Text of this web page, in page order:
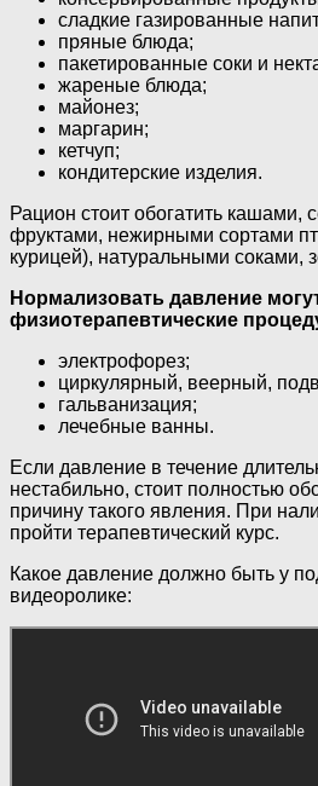
сладкие газированные
пряные блюда;
пакетированные соки и
жареные блюда;
майонез;
маргарин;
кетчуп;
кондитерские изделия.
Рацион стоит обогатить
фруктами, нежирными сортами
курицей), натуральными соками,
Нормализовать давление
физиотерапевтические
электрофорез;
циркулярный, веерный,
гальванизация;
лечебные ванны.
Если давление в течение
нестабильно, стоит полностью
причину такого явления. При
пройти терапевтический курс.
Какое давление должно быть у
видеоролике: